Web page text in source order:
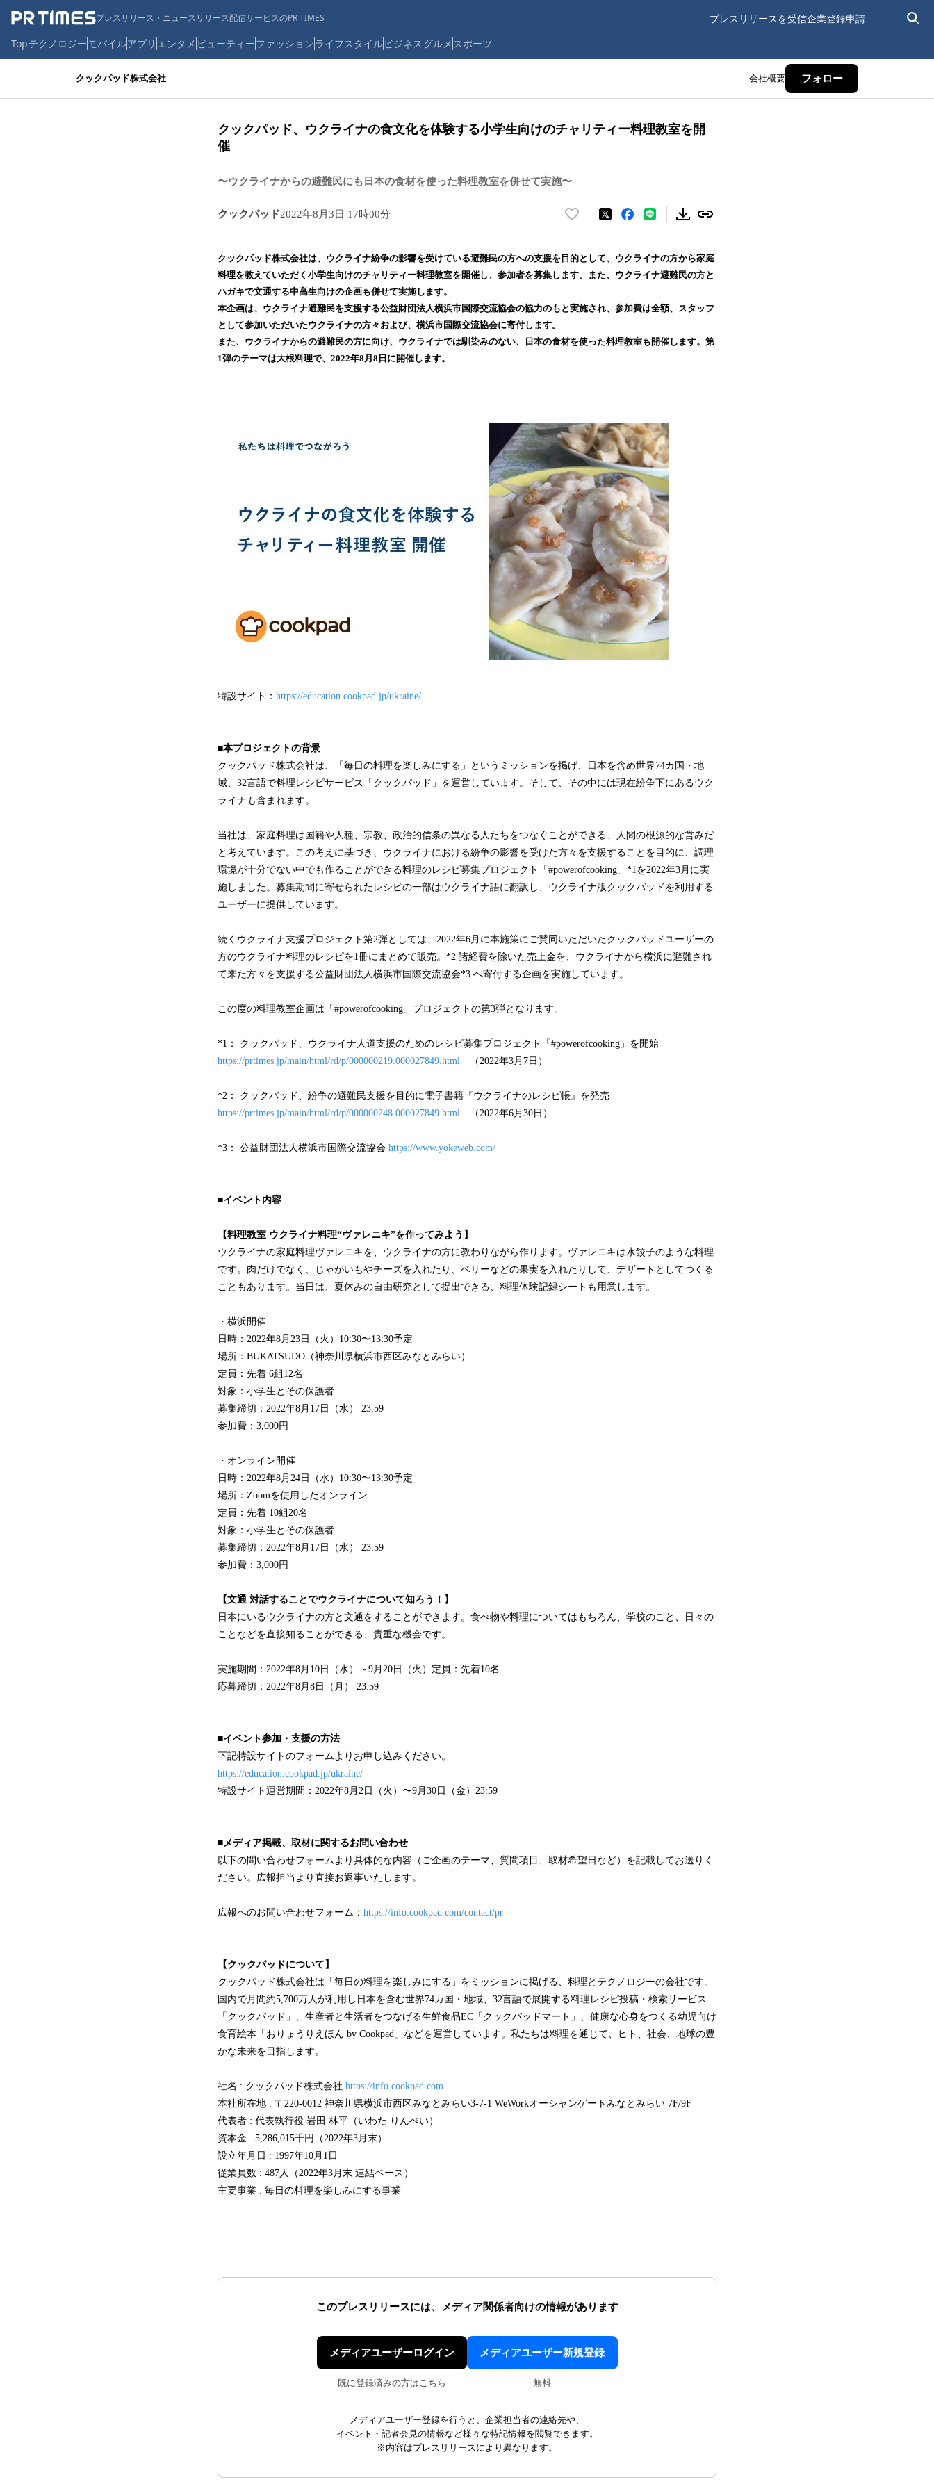
プレスリリース・ニュースリリース配信サービスのPR TIMES プレスリリースを受信企業登録申請
Topテクノロジーモバイルアプリ エンタメ ビューティーファッションライフスタイルビジネス グルメ スポーツ
クックパッド株式会社 会社概要 フォロー
クックパッド、ウクライナの食文化を体験する小学生向けのチャリティー料理教室を開
催
〜ウクライナからの避難民にも日本の食材を使った料理教室を併せて実施〜
クックパッド2022年8月3日 17時00分
い
！
数
読
込
クックパッド株式会社は、ウクライナ紛争の影響を受けている避難民の方への支援を目的として、ウクライナの方から家庭
料理を教えていただく小学生向けのチャリティー料理教室を開催し、参加者を募集します。また、ウクライナ避難民の方と
ハガキで文通する中高生向けの企画も併せて実施します。
本企画は、ウクライナ避難民を支援する公益財団法人横浜市国際交流協会の協力のもと実施され、参加費は全額、スタッフ
として参加いただいたウクライナの方々および、横浜市国際交流協会に寄付します。
また、ウクライナからの避難民の方に向け、ウクライナでは馴染みのない、日本の食材を使った料理教室も開催します。第
1弾のテーマは大根料理で、2022年8月8日に開催します。
特設サイト： https://education.cookpad.jp/ukraine/
■本プロジェクトの背景
クックパッド株式会社は、「毎日の料理を楽しみにする」というミッションを掲げ、日本を含め世界74カ国・地
域、32言語で料理レシピサービス「クックパッド」を運営しています。そして、その中には現在紛争下にあるウク
ライナも含まれます。
当社は、家庭料理は国籍や人種、宗教、政治的信条の異なる人たちをつなぐことができる、人間の根源的な営みだ
と考えています。この考えに基づき、ウクライナにおける紛争の影響を受けた方々を支援することを目的に、調理
環境が十分でない中でも作ることができる料理のレシピ募集プロジェクト「#powerofcooking」*1を2022年3月に実
施しました。募集期間に寄せられたレシピの一部はウクライナ語に翻訳し、ウクライナ版クックパッドを利用する
ユーザーに提供しています。
続くウクライナ支援プロジェクト第2弾としては、2022年6月に本施策にご賛同いただいたクックパッドユーザーの
方のウクライナ料理のレシピを1冊にまとめて販売。*2 諸経費を除いた売上金を、ウクライナから横浜に避難され
て来た方々を支援する公益財団法人横浜市国際交流協会*3 へ寄付する企画を実施しています。
この度の料理教室企画は「#powerofcooking」プロジェクトの第3弾となります。
*1： クックパッド、ウクライナ人道支援のためのレシピ募集プロジェクト「#powerofcooking」を開始
https://prtimes.jp/main/html/rd/p/000000219.000027849.html （2022年3月7日）
*2： クックパッド、紛争の避難民支援を目的に電子書籍『ウクライナのレシピ帳』を発売
https://prtimes.jp/main/html/rd/p/000000248.000027849.html （2022年6月30日）
*3： 公益財団法人横浜市国際交流協会 https://www.yokeweb.com/
■イベント内容
【料理教室 ウクライナ料理“ヴァレニキ”を作ってみよう】
ウクライナの家庭料理ヴァレニキを、ウクライナの方に教わりながら作ります。ヴァレニキは水餃子のような料理
です。肉だけでなく、じゃがいもやチーズを入れたり、ベリーなどの果実を入れたりして、デザートとしてつくる
こともあります。当日は、夏休みの自由研究として提出できる、料理体験記録シートも用意します。
・横浜開催
日時：2022年8月23日（火）10:30〜13:30予定
場所：BUKATSUDO（神奈川県横浜市西区みなとみらい）
定員：先着 6組12名
対象：小学生とその保護者
募集締切：2022年8月17日（水） 23:59
参加費：3,000円
・オンライン開催
日時：2022年8月24日（水）10:30〜13:30予定
場所：Zoomを使用したオンライン
定員：先着 10組20名
対象：小学生とその保護者
募集締切：2022年8月17日（水） 23:59
参加費：3,000円
【文通 対話することでウクライナについて知ろう！】
日本にいるウクライナの方と文通をすることができます。食べ物や料理についてはもちろん、学校のこと、日々の
ことなどを直接知ることができる、貴重な機会です。
実施期間：2022年8月10日（水）～9月20日（火）定員：先着10名
応募締切：2022年8月8日（月） 23:59
■イベント参加・支援の方法
下記特設サイトのフォームよりお申し込みください。
https://education.cookpad.jp/ukraine/
特設サイト運営期間：2022年8月2日（火）〜9月30日（金）23:59
■メディア掲載、取材に関するお問い合わせ
以下の問い合わせフォームより具体的な内容（ご企画のテーマ、質問項目、取材希望日など）を記載してお送りく
ださい。広報担当より直接お返事いたします。
広報へのお問い合わせフォーム： https://info.cookpad.com/contact/pr
【クックパッドについて】
クックパッド株式会社は「毎日の料理を楽しみにする」をミッションに掲げる、料理とテクノロジーの会社です。
国内で月間約5,700万人が利用し日本を含む世界74カ国・地域、32言語で展開する料理レシピ投稿・検索サービス
「クックパッド」、生産者と生活者をつなげる生鮮食品EC「クックパッドマート」、健康な心身をつくる幼児向け
食育絵本「おりょうりえほん by Cookpad」などを運営しています。私たちは料理を通じて、ヒト、社会、地球の豊
かな未来を目指します。
社名 : クックパッド株式会社 https://info.cookpad.com
本社所在地 : 〒220-0012 神奈川県横浜市西区みなとみらい3-7-1 WeWorkオーシャンゲートみなとみらい 7F/9F
代表者 : 代表執行役 岩田 林平（いわた りんぺい）
資本金 : 5,286,015千円（2022年3月末）
設立年月日 : 1997年10月1日
従業員数 : 487人（2022年3月末 連結ベース）
主要事業 : 毎日の料理を楽しみにする事業
このプレスリリースには、 メディア関係者向けの情報があります
メディアユーザーログイン
既に登録済みの方はこちら
メディアユーザー新規登録
無料
メディアユーザー登録を行うと、企業担当者の連絡先や、
イベント・記者会見の情報など様々な特記情報を閲覧できます。
※内容はプレスリリースにより異なります。